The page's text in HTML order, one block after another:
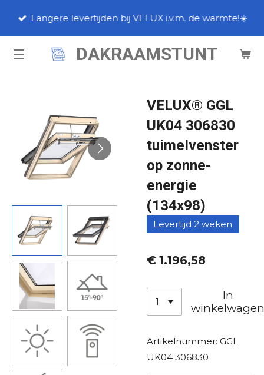
de
DAKRAAMSTUNT
Langere levertijden bij VELUX i.v.m. de warmte!☀️
VELUX® GGL
UK04 306830
tuimelvenster
op zonne-
energie
(134x98)
Levertijd 2 weken
€ 1.196,58
In
Artikelnummer: GGL
UK04 306830